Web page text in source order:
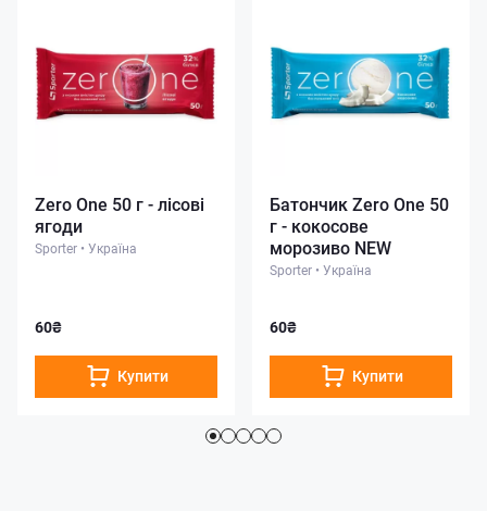
Zero One 50 г - лісові
ягоди
Sporter • Україна
60₴
Купити
Батончик Zero One 50
г - кокосове
морозиво NEW
Sporter • Україна
60₴
Купити